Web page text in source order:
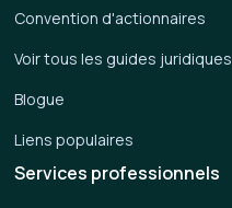
Services professionnels
Convention d'actionnaires
Voir tous les guides juridiques
Blogue
Liens populaires